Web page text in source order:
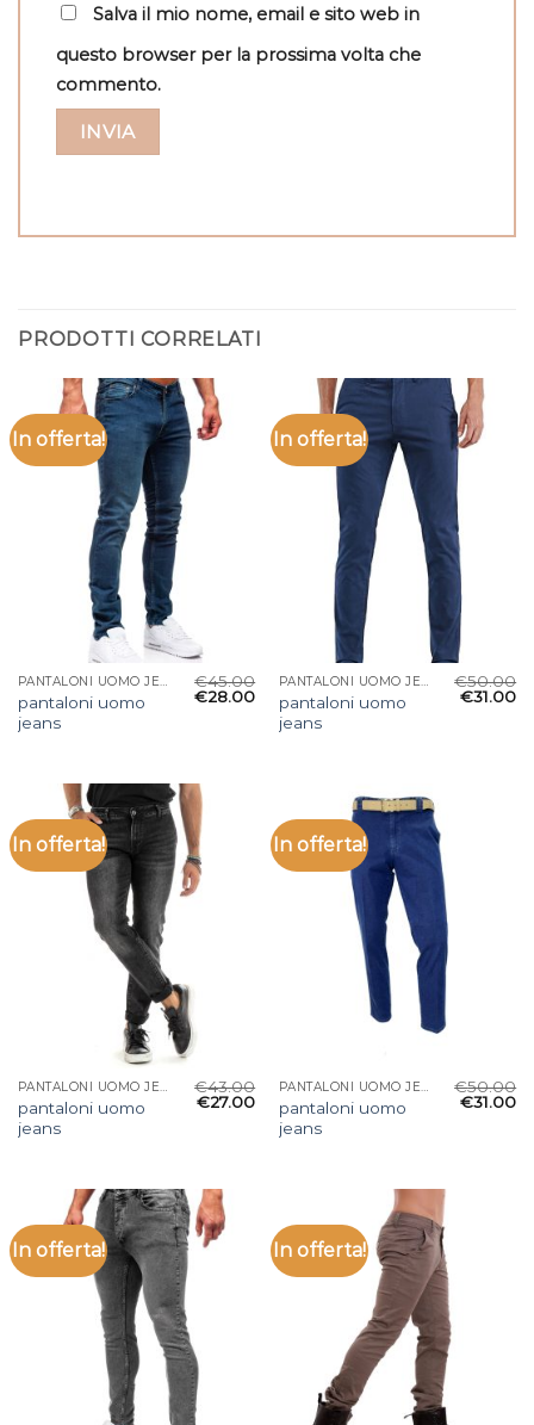
Salva il mio nome, email e sito web in
questo browser per la prossima volta che
commento.
PRODOTTI CORRELATI
In offerta!
PANTALONI UOMO JEANS
pantaloni uomo
jeans
€45.00
€28.00
In offerta!
PANTALONI UOMO JEANS
pantaloni uomo
jeans
€50.00
€31.00
In offerta!
PANTALONI UOMO JEANS
pantaloni uomo
jeans
€43.00
€27.00
In offerta!
PANTALONI UOMO JEANS
pantaloni uomo
jeans
€50.00
€31.00
In offerta! In offerta!